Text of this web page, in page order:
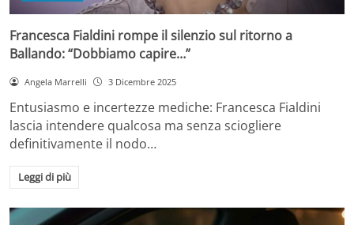
Francesca Fialdini rompe il silenzio sul ritorno a
Ballando: “Dobbiamo capire…”
Angela Marrelli 3 Dicembre 2025
Entusiasmo e incertezze mediche: Francesca Fialdini
lascia intendere qualcosa ma senza sciogliere
definitivamente il nodo…
Leggi di più